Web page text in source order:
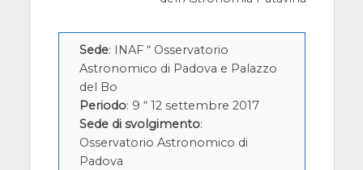
Sede: INAF “ Osservatorio
Astronomico di Padova e Palazzo
del Bo
Periodo: 9 “ 12 settembre 2017
Sede di svolgimento:
Osservatorio Astronomico di
Padova